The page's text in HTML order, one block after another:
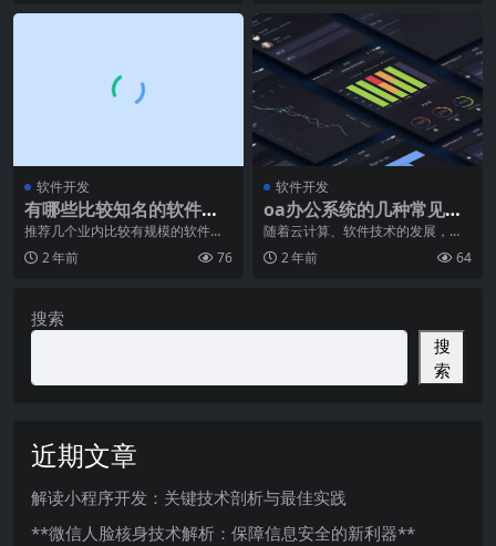
软件开发
有哪些比较知名的软件外
包平台?
推荐几个业内比较有规模的软件外
包平台！平台一：软件项目交易
网。平台二：汇新云。平
2 年前 76
软件开发
oa办公系统的几种常见部
署方式
随着云计算、软件技术的发展，部
署方式也越来越多样化，那企业有
哪几种方式部署oa办
2 年前 64
搜索
搜
索
近期文章
解读小程序开发：关键技术剖析与最佳实践
**微信人脸核身技术解析：保障信息安全的新利器**